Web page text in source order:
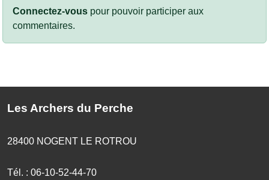
Connectez-vous pour pouvoir participer aux
commentaires.
Les Archers du Perche
28400 NOGENT LE ROTROU
Tél. : 06-10-52-44-70